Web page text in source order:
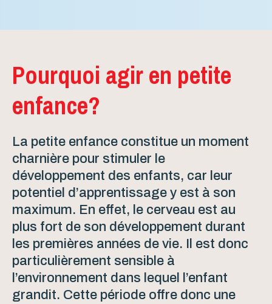
Pourquoi agir en petite
enfance?
La petite enfance constitue un moment
charnière pour stimuler le
développement des enfants, car leur
potentiel d’apprentissage y est à son
maximum. En effet, le cerveau est au
plus fort de son développement durant
les premières années de vie. Il est donc
particulièrement sensible à
l’environnement dans lequel l’enfant
grandit. Cette période offre donc une